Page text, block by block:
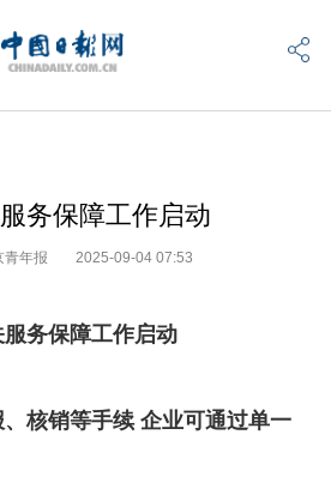
务保障工作启动
青年报 2025-09-04 07:53
务保障工作启动
核销等手续 企业可通过单一